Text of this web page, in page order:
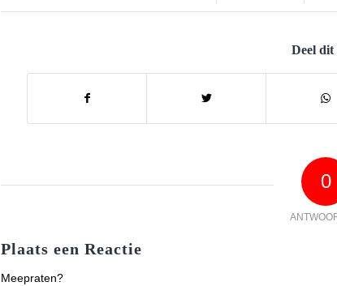
Deel dit
0
Plaats een Reactie
Meepraten?